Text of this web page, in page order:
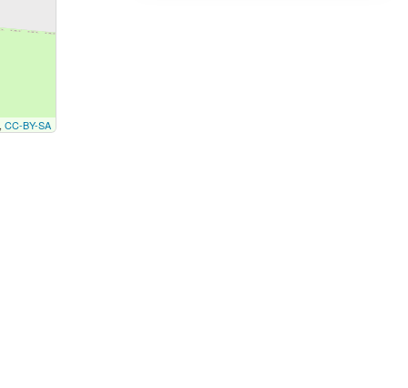
CC-BY-SA